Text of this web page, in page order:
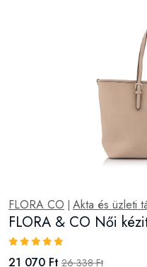
FLORA CO |Akta és üzleti
FLORA & CO Női